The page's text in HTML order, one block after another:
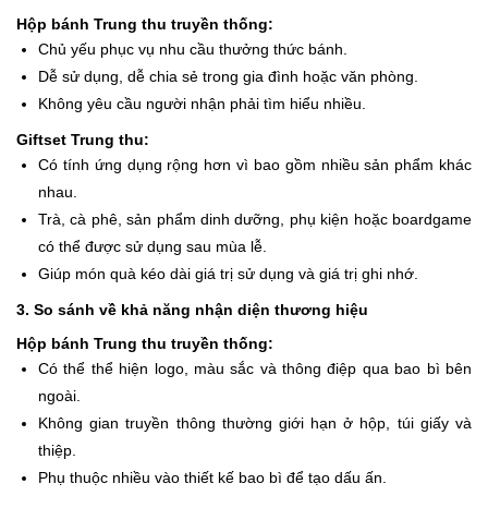
Hộp bánh Trung thu truyền thống:
Chủ yếu phục vụ nhu cầu thưởng thức bánh.
Dễ sử dụng, dễ chia sẻ trong gia đình hoặc văn phòng.
Không yêu cầu người nhận phải tìm hiểu nhiều.
Giftset Trung thu:
Có tính ứng dụng rộng hơn vì bao gồm nhiều sản phẩm khác
nhau.
Trà, cà phê, sản phẩm dinh dưỡng, phụ kiện hoặc boardgame
có thể được sử dụng sau mùa lễ.
Giúp món quà kéo dài giá trị sử dụng và giá trị ghi nhớ.
3. So sánh về khả năng nhận diện thương hiệu
Hộp bánh Trung thu truyền thống:
Có thể thể hiện logo, màu sắc và thông điệp qua bao bì bên
ngoài.
Không gian truyền thông thường giới hạn ở hộp, túi giấy và
thiệp.
Phụ thuộc nhiều vào thiết kế bao bì để tạo dấu ấn.